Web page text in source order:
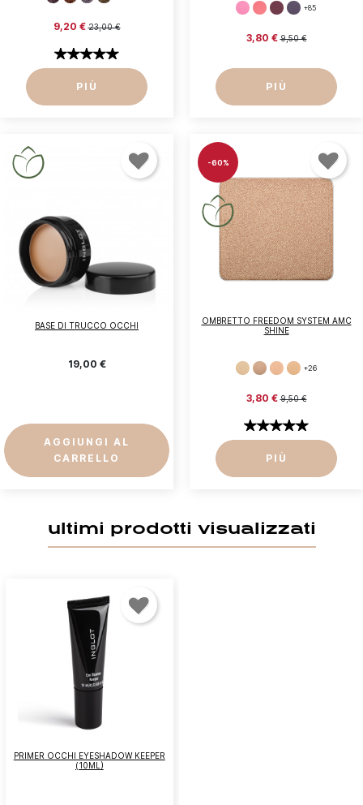
9,20 €23,00 €
PIÙ
+85
3,80 €9,50 €
PIÙ
BASE DI TRUCCO OCCHI
19,00 €
AGGIUNGI AL
CARRELLO
OMBRETTO FREEDOM SYSTEM AMC
SHINE
+26
3,80 €9,50 €
PIÙ
-60%
ultimi prodotti visualizzati
PRIMER OCCHI EYESHADOW KEEPER
(10ML)
Accedi
Devi essere loggato per salvare prodotti nella tua
Accedi